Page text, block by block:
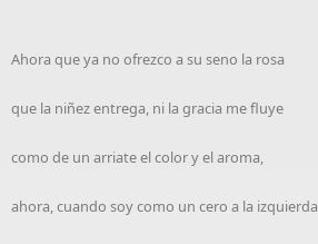
Ahora que ya no ofrezco a su seno la rosa
que la niñez entrega, ni la gracia me fluye
como de un arriate el color y el aroma,
ahora, cuando soy como un cero a la izquierda